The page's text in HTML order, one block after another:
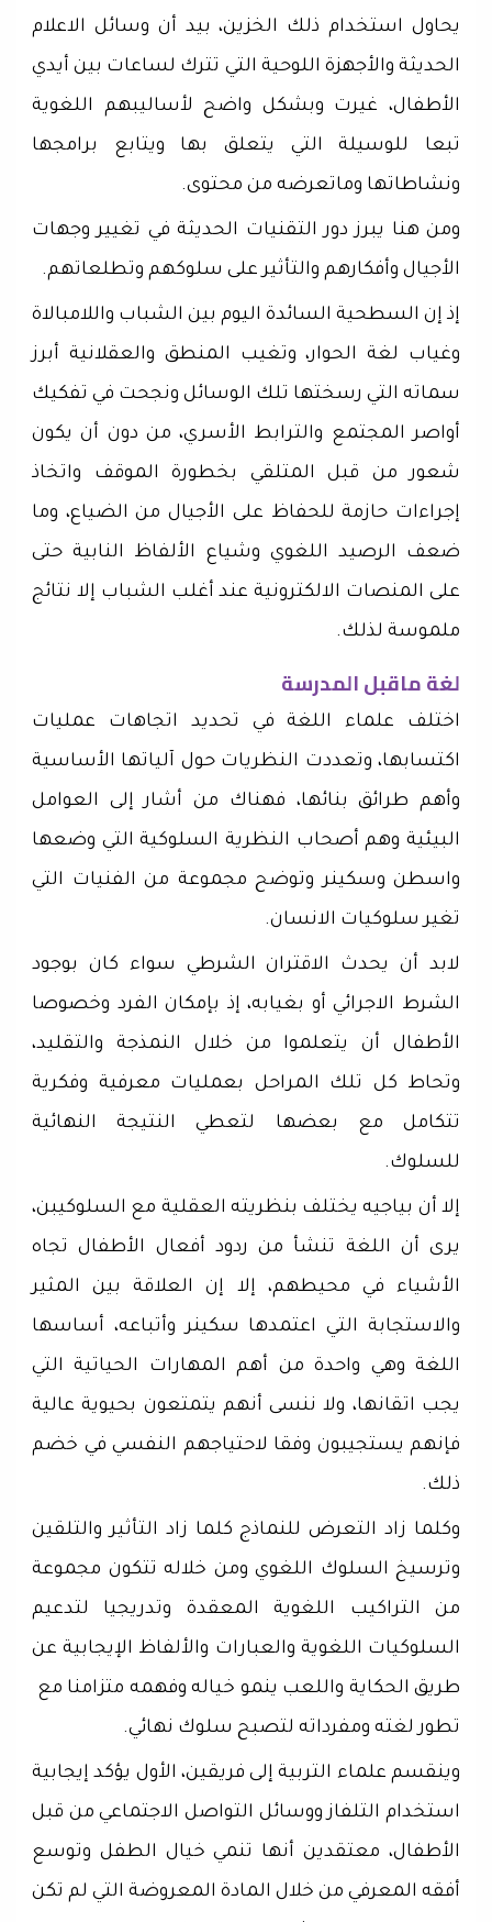
يحاول استخدام ذلك الخزين، بيد أن وسائل الاعلام
الحديثة والأجهزة اللوحية التي تترك لساعات بين أيدي
الأطفال، غيرت وبشكل واضح لأساليبهم اللغوية
تبعا للوسيلة التي يتعلق بها ويتابع برامجها
ونشاطاتها وماتعرضه من محتوى.
ومن هنا يبرز دور التقنيات الحديثة في تغيير وجهات
الأجيال وأفكارهم والتأثير على سلوكهم وتطلعاتهم.
إذ إن السطحية السائدة اليوم بين الشباب واللامبالاة
وغياب لغة الحوار، وتغيب المنطق والعقلانية أبرز
سماته التي رسختها تلك الوسائل ونجحت في تفكيك
أواصر المجتمع والترابط الأسري، من دون أن يكون
شعور من قبل المتلقي بخطورة الموقف واتخاذ
إجراءات حازمة للحفاظ على الأجيال من الضياع، وما
ضعف الرصيد اللغوي وشياع الألفاظ النابية حتى
على المنصات الالكترونية عند أغلب الشباب إلا نتائج
ملموسة لذلك.
لغة ماقبل المدرسة
اختلف علماء اللغة في تحديد اتجاهات عمليات
اكتسابها، وتعددت النظريات حول آلياتها الأساسية
وأهم طرائق بنائها، فهناك من أشار إلى العوامل
البيئية وهم أصحاب النظرية السلوكية التي وضعها
واسطن وسكينر وتوضح مجموعة من الفنيات التي
تغير سلوكيات الانسان.
لابد أن يحدث الاقتران الشرطي سواء كان بوجود
الشرط الاجرائي أو بغيابه، إذ بإمكان الفرد وخصوصا
الأطفال أن يتعلموا من خلال النمذجة والتقليد،
وتحاط كل تلك المراحل بعمليات معرفية وفكرية
تتكامل مع بعضها لتعطي النتيجة النهائية
للسلوك.
إلا أن بياجيه يختلف بنظريته العقلية مع السلوكيبن،
يرى أن اللغة تنشأ من ردود أفعال الأطفال تجاه
الأشياء في محيطهم، إلا إن العلاقة بين المثير
والاستجابة التي اعتمدها سكينر وأتباعه، أساسها
اللغة وهي واحدة من أهم المهارات الحياتية التي
يجب اتقانها، ولا ننسى أنهم يتمتعون بحيوية عالية
فإنهم يستجيبون وفقا لاحتياجهم النفسي في خضم
ذلك.
وكلما زاد التعرض للنماذج كلما زاد التأثير والتلقين
وترسيخ السلوك اللغوي ومن خلاله تتكون مجموعة
من التراكيب اللغوية المعقدة وتدريجيا لتدعيم
السلوكيات اللغوية والعبارات والألفاظ الإيجابية عن
طريق الحكاية واللعب ينمو خياله وفهمه متزامنا مع
تطور لغته ومفرداته لتصبح سلوك نهائي.
وينقسم علماء التربية إلى فريقين، الأول يؤكد إيجابية
استخدام التلفاز ووسائل التواصل الاجتماعي من قبل
الأطفال، معتقدين أنها تنمي خيال الطفل وتوسع
أفقه المعرفي من خلال المادة المعروضة التي لم تكن